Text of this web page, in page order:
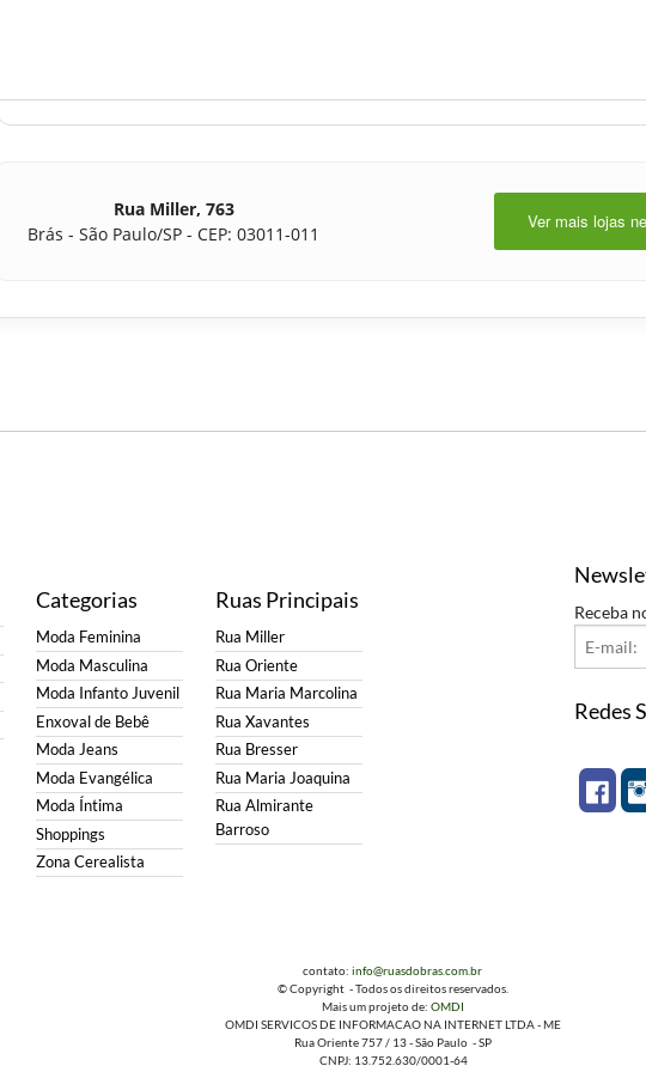
Rua Miller, 763
Brás - São Paulo/SP - CEP: 03011-011
Ver mais lojas
Categorias
Moda Feminina
Moda Masculina
Moda Infanto Juvenil
Enxoval de Bebê
Moda Jeans
Moda Evangélica
Moda Íntima
Shoppings
Zona Cerealista
Ruas Principais
Rua Miller
Rua Oriente
Rua Maria Marcolina
Rua Xavantes
Rua Bresser
Rua Maria Joaquina
Rua Almirante
Barroso
Receba
Redes
contato: info@ruasdobras.com.br
© Copyright - Todos os direitos reservados.
Mais um projeto de: OMDI
OMDI SERVICOS DE INFORMACAO NA INTERNET LTDA - ME
Rua Oriente 757 / 13 - São Paulo - SP
CNPJ: 13.752.630/0001-64